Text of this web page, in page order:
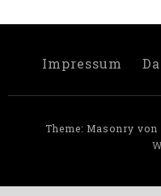
Impressum
Theme: Masonry von